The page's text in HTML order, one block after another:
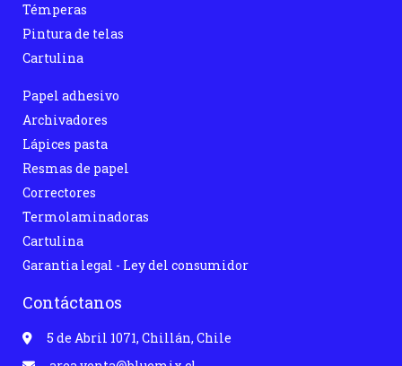
Témperas
Pintura de telas
Cartulina
Papel adhesivo
Archivadores
Lápices pasta
Resmas de papel
Correctores
Termolaminadoras
Cartulina
Garantia legal - Ley del consumidor
Contáctanos
5 de Abril 1071, Chillán, Chile